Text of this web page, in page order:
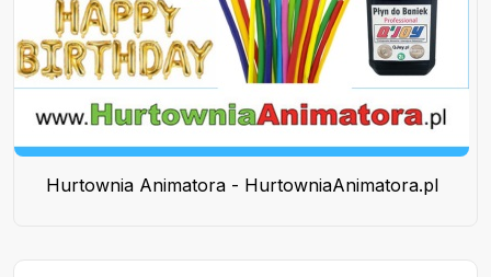
Hurtownia Animatora - HurtowniaAnimatora.pl